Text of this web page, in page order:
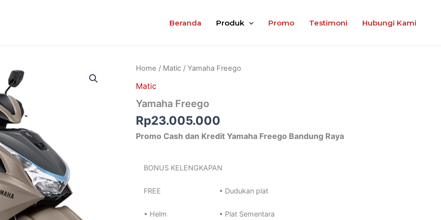
Beranda Produk Promo Testimoni Hubungi Kami
Home / Matic / Yamaha Freego
Matic
Yamaha Freego
Rp23.005.000
Promo Cash dan Kredit Yamaha Freego Bandung Raya
BONUS KELENGKAPAN
FREE • Dudukan plat
• Helm • Plat Sementara